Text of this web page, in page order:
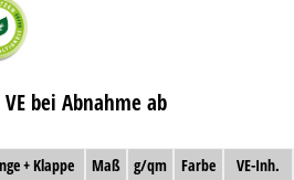
bei Abnahme ab
+ Klappe Maß g/qm Farbe VE-Inh.